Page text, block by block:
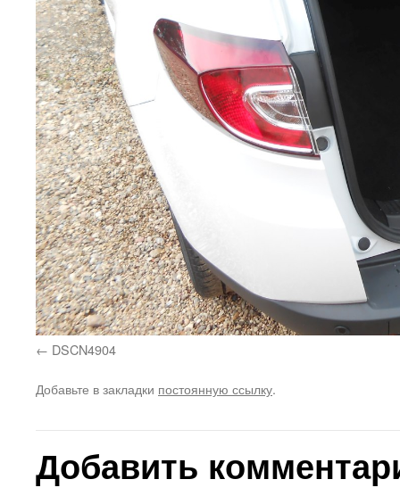
DSCN4904
Добавьте в закладки постоянную ссылку.
Добавить